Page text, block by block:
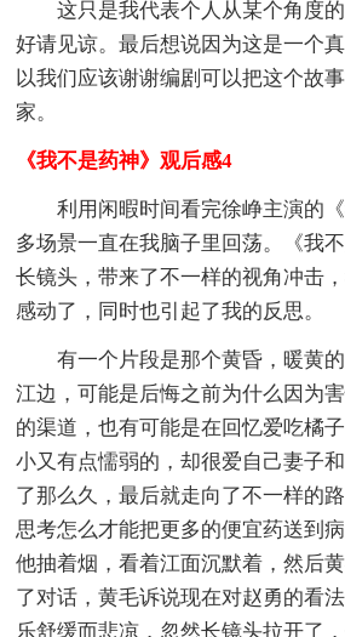
这只是我代表个人从某个角度
好请见谅。最后想说因为这是一个
以我们应该谢谢编剧可以把这个故
家。
《我不是药神》观后感4
利用闲暇时间看完徐峥主演的
多场景一直在我脑子里回荡。《我
长镜头，带来了不一样的视角冲击
感动了，同时也引起了我的反思。
有一个片段是那个黄昏，暖黄
江边，可能是后悔之前为什么因为
的渠道，也有可能是在回忆爱吃橘
小又有点懦弱的，却很爱自己妻子
了那么久，最后就走向了不一样的
思考怎么才能把更多的便宜药送到
他抽着烟，看着江面沉默着，然后
了对话，黄毛诉说现在对赵勇的看
乐舒缓而悲凉，忽然长镜头拉开了